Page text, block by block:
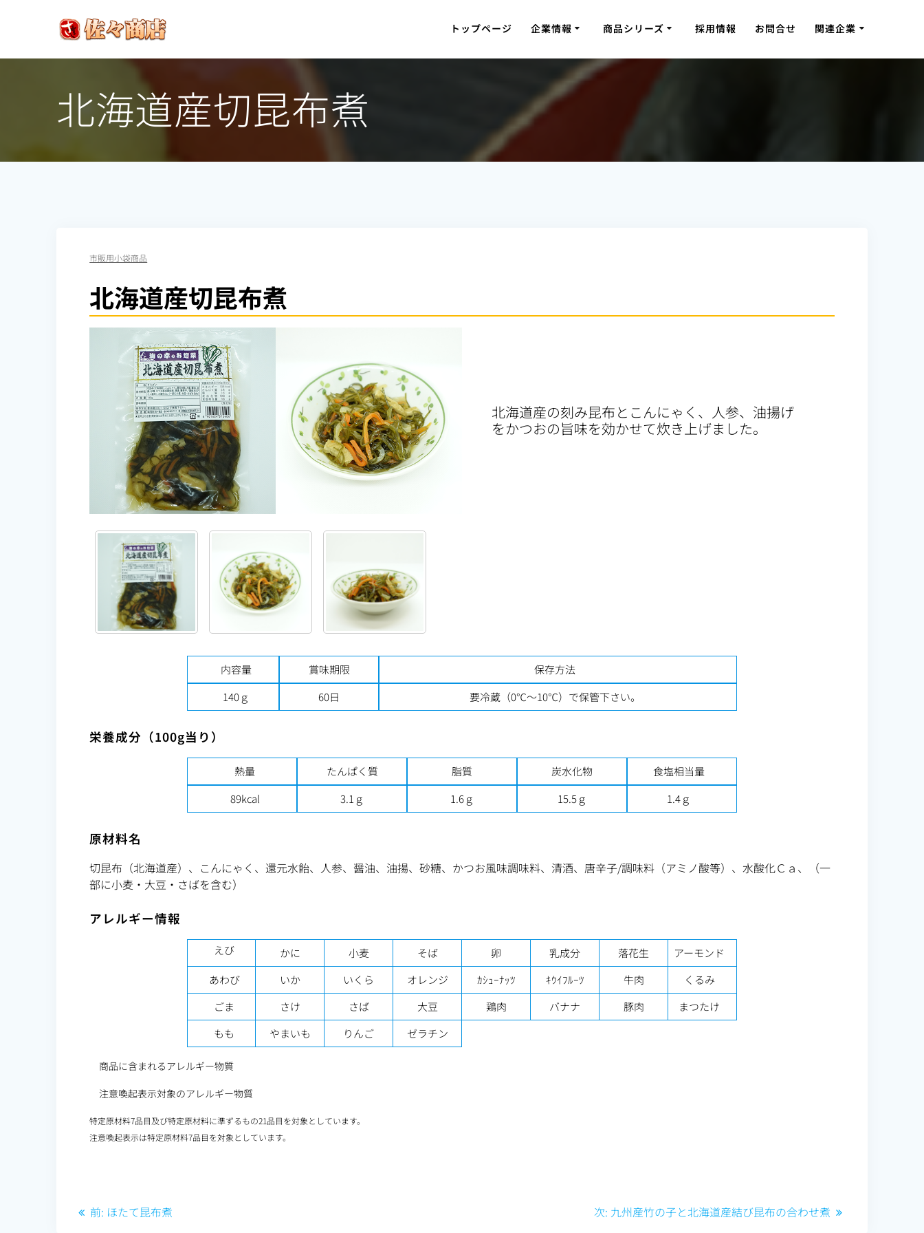
ン
トップページ 企業情報 商品シリーズ 採用情報 お問合せ 関連企業
北海道産切昆布煮
市販用小袋商品
北海道産切昆布煮
北海道産の刻み昆布とこんにゃく、人参、油揚げ
をかつおの旨味を効かせて炊き上げました。
内容量 賞味期限
保存方法
140ｇ
60日 要冷蔵（0℃～10℃）で保管下さい。
栄養成分（100g当り）
熱量 たんぱく質 脂質 炭水化物
食塩相当量
89kcal
3.1ｇ 1.6ｇ 15.5ｇ 1.4ｇ
原材料名
切昆布（北海道産）、こんにゃく、還元水飴、人参、醤油、油揚、砂糖、かつお風味調味料、清酒、唐辛子/調味料（アミノ酸等）、水酸化Ｃａ、（一
部に小麦・大豆・さばを含む）
アレルギー情報
えび かに 小麦 そば 卵 乳成分 落花生
アーモンド
あわび
いか いくら オレンジ ｶｼｭｰﾅｯﾂ ｷｳｲﾌﾙｰﾂ 牛肉
くるみ
ごま
さけ さば 大豆 鶏肉 バナナ 豚肉
まつたけ
もも
やまいも りんご ゼラチン
商品に含まれるアレルギー物質
注意喚起表示対象のアレルギー物質
特定原材料7品目及び特定原材料に準ずるもの21品目を対象としています。
注意喚起表示は特定原材料7品目を対象としています。
投 前: 前
ほたて昆布煮 次: 次
九州産竹の子と北海道産結び昆布の合わせ煮